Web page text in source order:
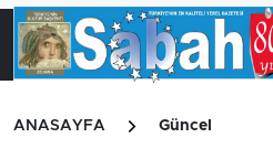
ANASAYFA Güncel